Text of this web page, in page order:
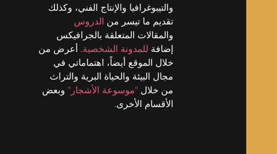
والتيبوغرافيا والإنتاج الفني، وكذلك
تقديم ما تيسر من الدروس
والمقالات المتعلقة بالجرافيكس
إضافة للمدونة الشخصية. أعرض من
خلال الموقع أيضاً، اهتماماتي في
مجال البيئة والحياة البرية والتراث
من خلال "موسوعة الأشجار" وبعض
الأقسام الأخرى.